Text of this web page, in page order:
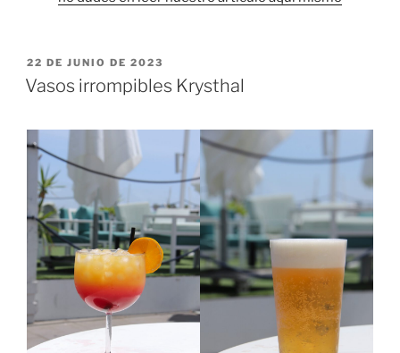
PUBLICADO
EL
22 DE JUNIO DE 2023
Vasos irrompibles Krysthal